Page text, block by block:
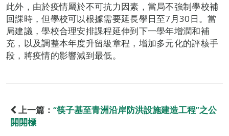
此外，由於疫情屬於不可抗力因素，當局不強制學校補
回課時，但學校可以根據需要延長學日至7月30日。當
局建議，學校合理安排課程延伸到下一學年增潤和補
充，以及調整本年度升留級章程，增加多元化的評核手
段，將疫情的影響減到最低。
上一篇： “筷子基至青洲沿岸防洪設施建造工程”之公
開開標